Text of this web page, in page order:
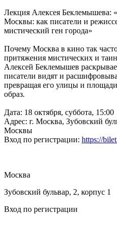
Лекция Алексея Беклемышева:
Москвы: как писатели и
мистический ген города»
Почему Москва в кино так
притяжения мистических и
Алексей Беклемышев
писатели видят и
превращая его улицы и
образ.
Дата: 18 октября, суббота, 15:00
Адрес: г. Москва, Зубовский
Москвы
Вход по регистрации: https://
Москва
Зубовский бульвар, 2, корпус 1
Вход по регистрации